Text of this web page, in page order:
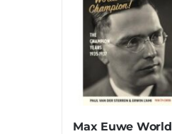
Max Euwe World